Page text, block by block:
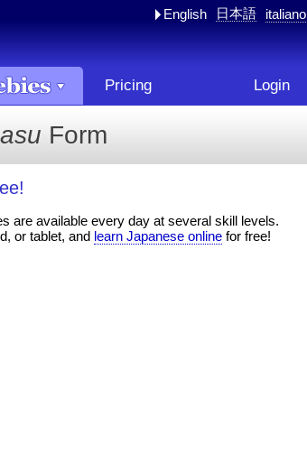
English 日本語 italiano
Pricing Login
Form
are available every day at several skill levels.
or tablet, and learn Japanese online for free!